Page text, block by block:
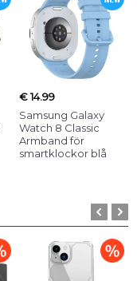
€ 14.99
Samsung Galaxy
Watch 8 Classic
Armband för
smartklockor blå